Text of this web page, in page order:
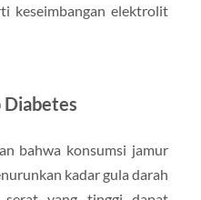
keseimbangan elektrolit
Diabetes
bahwa konsumsi jamur
kadar gula darah